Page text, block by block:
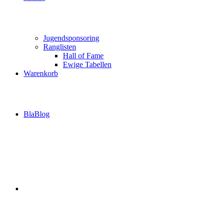
Jugendsponsoring
Ranglisten
Hall of Fame
Ewige Tabellen
Warenkorb
BlaBlog